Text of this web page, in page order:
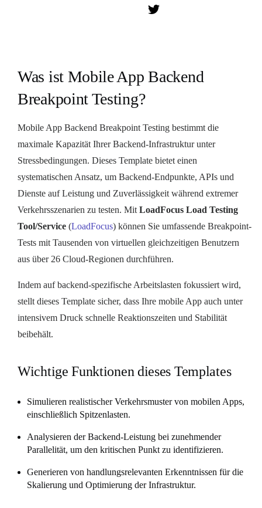
Was ist Mobile App Backend
Breakpoint Testing?
Mobile App Backend Breakpoint Testing bestimmt die
maximale Kapazität Ihrer Backend-Infrastruktur unter
Stressbedingungen. Dieses Template bietet einen
systematischen Ansatz, um Backend-Endpunkte, APIs und
Dienste auf Leistung und Zuverlässigkeit während extremer
Verkehrsszenarien zu testen. Mit LoadFocus Load Testing
Tool/Service (LoadFocus) können Sie umfassende Breakpoint-
Tests mit Tausenden von virtuellen gleichzeitigen Benutzern
aus über 26 Cloud-Regionen durchführen.
Indem auf backend-spezifische Arbeitslasten fokussiert wird,
stellt dieses Template sicher, dass Ihre mobile App auch unter
intensivem Druck schnelle Reaktionszeiten und Stabilität
beibehält.
Wichtige Funktionen dieses Templates
Simulieren realistischer Verkehrsmuster von mobilen Apps,
einschließlich Spitzenlasten.
Analysieren der Backend-Leistung bei zunehmender
Parallelität, um den kritischen Punkt zu identifizieren.
Generieren von handlungsrelevanten Erkenntnissen für die
Skalierung und Optimierung der Infrastruktur.